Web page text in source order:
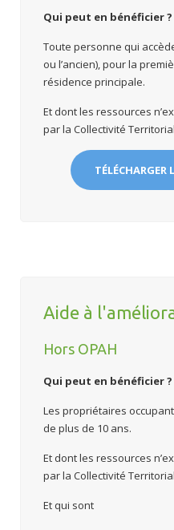
Qui peut en bénéficier?
Toute personne qui
ou l’ancien), pour la
résidence principale.
Et dont les ressources
par la Collectivité
TÉLÉCHARGER
Aide à
Hors OPAH
Qui peut en bénéficier?
Les propriétaires
de plus de 10 ans.
Et dont les ressources
par la Collectivité
Et qui sont